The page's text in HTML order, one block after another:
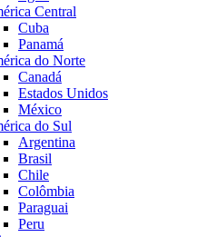
Central
Cuba
Panamá
do Norte
Canadá
Estados Unidos
México
do Sul
Argentina
Brasil
Chile
Colômbia
Paraguai
Peru